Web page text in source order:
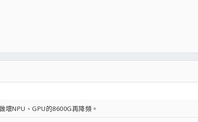
壞NPU、GPU的8600G再降頻。